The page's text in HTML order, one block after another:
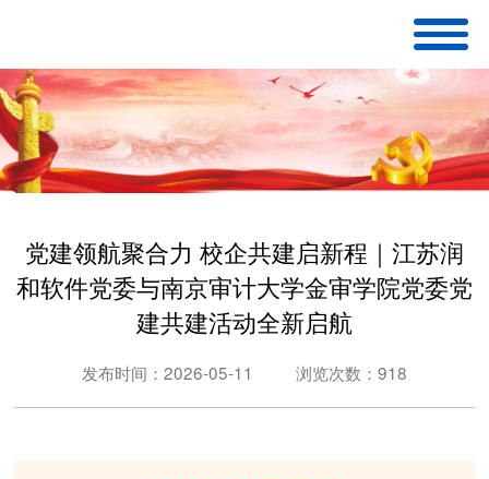
党建领航聚合力 校企共建启新程｜江苏润
和软件党委与南京审计大学金审学院党委党
建共建活动全新启航
发布时间：2026-05-11 浏览次数：918